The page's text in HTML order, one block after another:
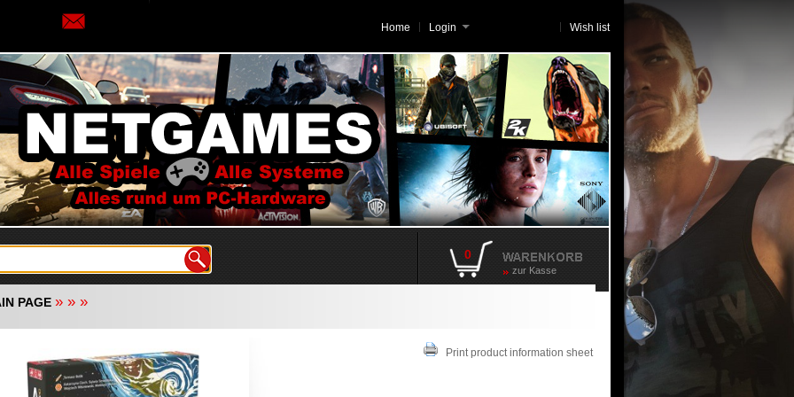
Home Login Wish list
0
zur Kasse
PAGE » » »
Print product information sheet